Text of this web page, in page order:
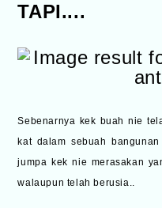
TAPI....
Sebenarnya kek buah nie
kat dalam sebuah
jumpa kek nie merasakan
walaupun telah berusia..